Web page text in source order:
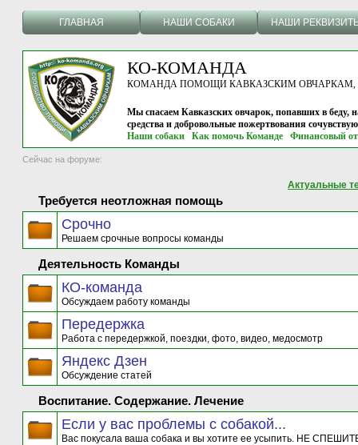
ГЛАВНАЯ НАШИ СОБАКИ НАШИ
КО-КОМАНДА
КОМАНДА ПОМОЩИ КАВКАЗСКИМ ОВЧАРКАМ, г.
Мы спасаем Кавказских овчарок, попавших в беду,
средства и добровольные пожертвования
Наши собаки
Как помочь Команде Финансовый
Сейчас на форуме:
Актуальные
Требуется неотложная помощь
Срочно
Решаем срочные вопросы команды
Деятельность Команды
КО-команда
Обсуждаем работу команды
Передержка
Работа с передержкой, поездки, фото, видео, медосмотр
Яндекс Дзен
Обсуждение статей
Воспитание. Содержание. Лечение
Если у вас проблемы с собакой...
Вас покусала ваша собака и вы хотите ее усыпить. НЕ